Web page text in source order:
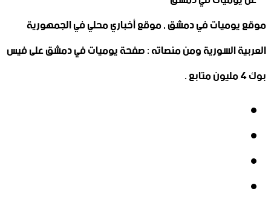
موقع يوميات في دمشق , موقع أخباري محلي في الجمهورية
العربية السورية ومن منصاته : صفحة يوميات في دمشق على فيس
بوك 4 مليون متابع .